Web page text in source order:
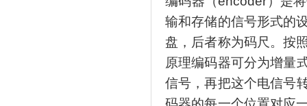
输和存储的信号形式的
盘，后者称为码尺。按
原理编码器可分为增量
信号，再把这个电信号